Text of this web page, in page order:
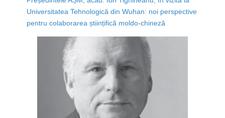
Universitatea Tehnologică din Wuhan: noi perspective
pentru colaborarea științifică moldo-chineză